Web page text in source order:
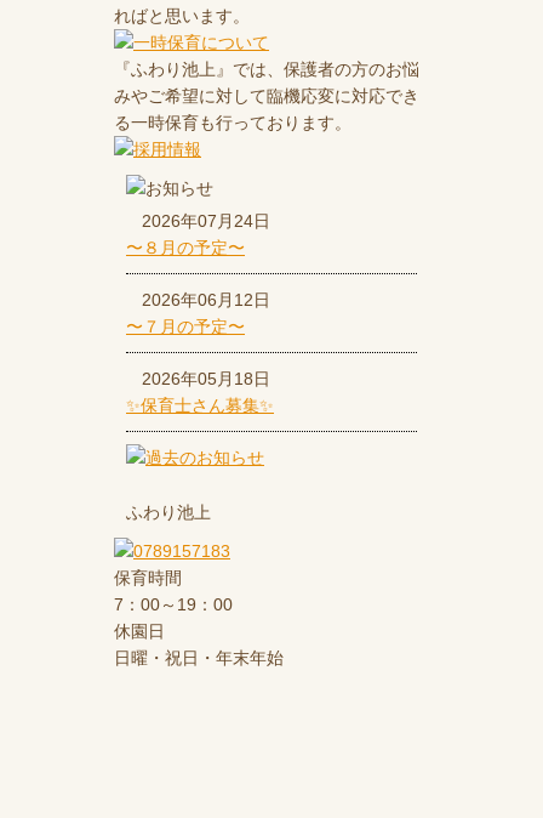
ればと思います。
『ふわり池上』では、保護者の方のお悩
みやご希望に対して臨機応変に対応でき
る一時保育も行っております。
2026年07月24日
〜８月の予定〜
2026年06月12日
〜７月の予定〜
2026年05月18日
✨保育士さん募集✨
ふわり池上
保育時間
7：00～19：00
休園日
日曜・祝日・年末年始